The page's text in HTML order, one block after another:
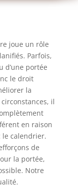
joue un rôle
Parfois,
d’une portée
le droit
la
il
en raison
le calendrier.
de
la portée,
Notre